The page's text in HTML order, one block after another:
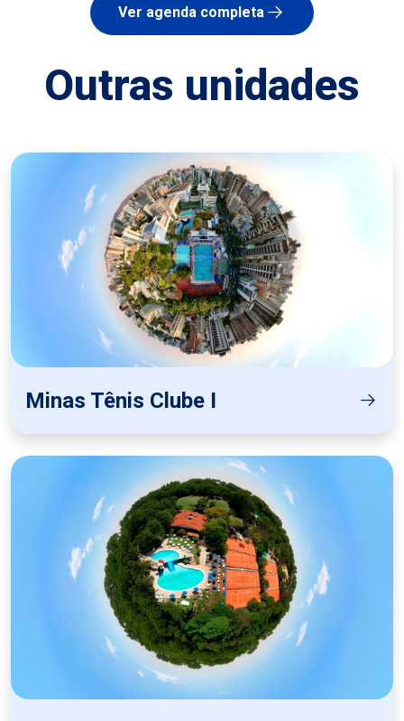
Ver agenda completa
Outras unidades
Minas Tênis Clube I